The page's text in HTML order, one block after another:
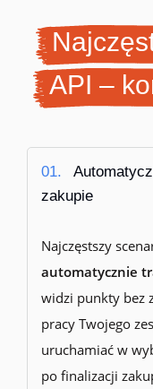
API –
01.
zakupie
Najczęstszy
automatycznie
widzi punkty bez
pracy Twojego
uruchamiać w
po finalizacji